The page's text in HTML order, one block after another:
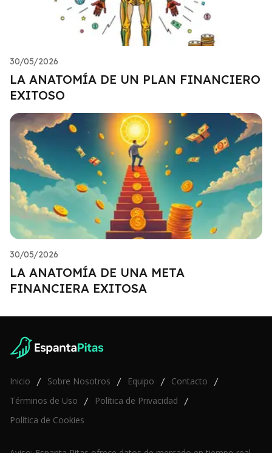
30/05/2026
LA ANATOMÍA DE UN PLAN FINANCIERO
EXITOSO
30/05/2026
LA ANATOMÍA DE UNA META
FINANCIERA EXITOSA
Inicio / Sobre Nosotros / Equipo / Contacto /
Términos de Uso / Política de Privacidad /
Política de Cookies